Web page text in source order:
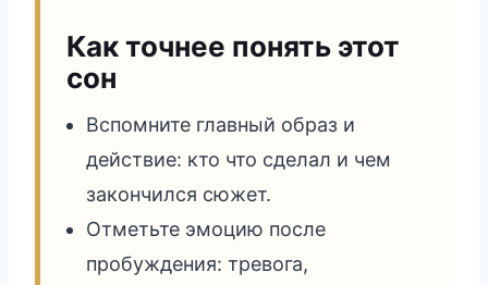
Как точнее понять этот
сон
Вспомните главный образ и
действие: кто что сделал и чем
закончился сюжет.
Отметьте эмоцию после
пробуждения: тревога,